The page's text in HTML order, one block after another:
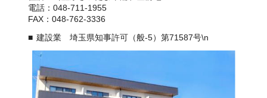
電話：048-711-1955
FAX：048-762-3336
建設業 埼玉県知事許可（般-5）第71587号\n